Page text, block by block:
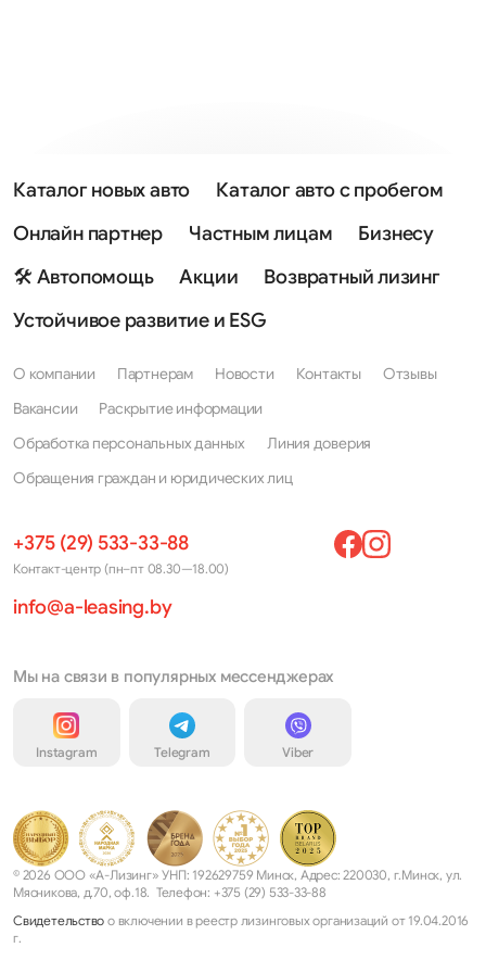
Каталог новых авто
Каталог авто с пробегом
Онлайн партнер
Частным лицам
Бизнесу
🛠 Автопомощь
Акции
Возвратный лизинг
Устойчивое развитие и ESG
О компании Партнерам Новости Контакты
Отзывы
Вакансии
Раскрытие информации
Обработка персональных данных
Линия доверия
Обращения граждан и юридических лиц
+375 (29) 533-33-88
Контакт-центр (пн–пт 08.30—18.00)
info@a-leasing.by
Мы на связи в популярных мессенджерах
Instagram Telegram Viber
© 2026 ООО «А-Лизинг» УНП: 192629759 Минск, Адрес: 220030, г.Минск, ул.
Мясникова, д.70, оф.18. Телефон: +375 (29) 533-33-88
Свидетельство о включении в реестр лизинговых организаций от 19.04.2016
г.